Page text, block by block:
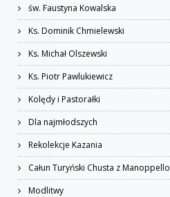
św. Faustyna Kowalska
Ks. Dominik Chmielewski
Ks. Michał Olszewski
Ks. Piotr Pawlukiewicz
Kolędy i Pastorałki
Dla najmłodszych
Rekolekcje Kazania
Całun Turyński Chusta z Manoppello
Modlitwy